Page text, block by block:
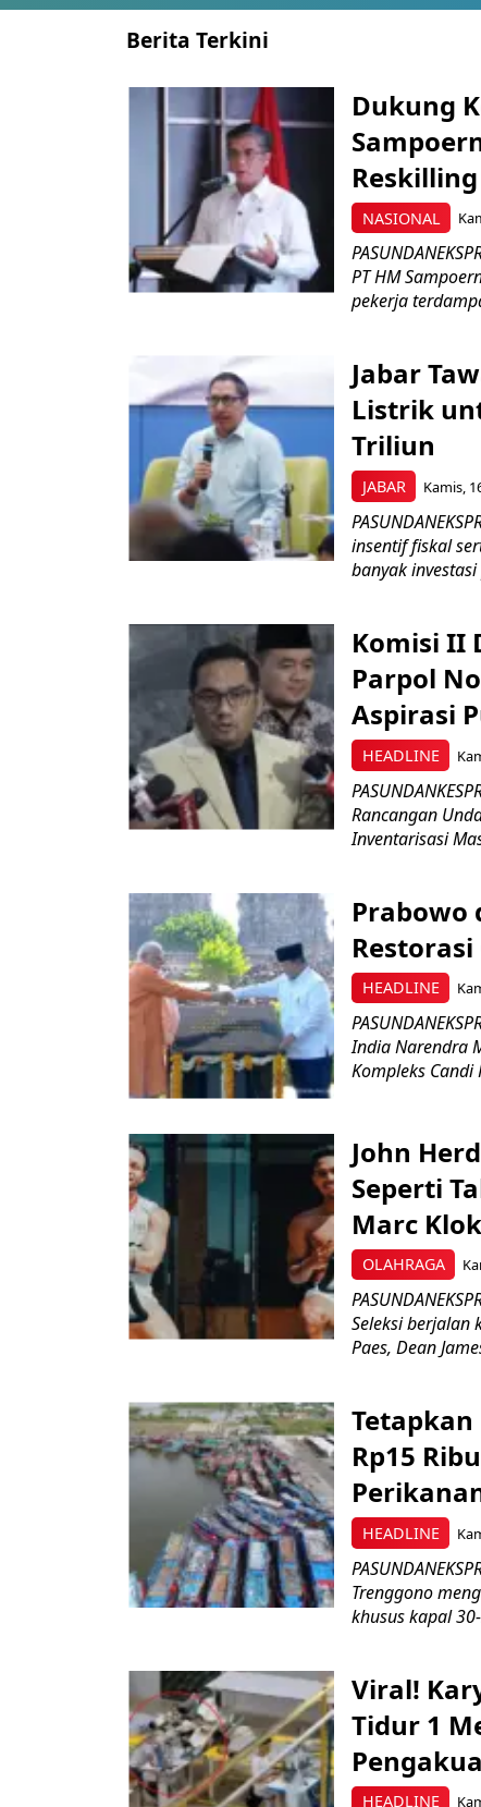
Berita Terkini
NASIONAL
Dukung
PT HM
pekerja
JABAR
Jabar
Listrik
Triliun
Kamis,
insentif fiskal
banyak
HEADLINE
Komisi II
Parpol
Aspirasi
Rancangan
Inventarisasi
HEADLINE
Prabowo
India Narendra
Kompleks Candi
OLAHRAGA
John
Seperti
Marc
Seleksi berjalan
Paes, Dean
HEADLINE
Tetapkan
Rp15
Trenggono
khusus kapal
HEADLINE
Viral!
Tidur 1